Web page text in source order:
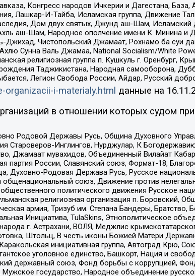
Конгресс народов Ичкерии и Дагестана, База,
Лашкар-И-Тайба, Исламская группа, Движение
Дом двух святых, Джунд аш-Шам, Исламский
аш-Шам, Народное ополчение имени К. Минина и
Чистопольский Джамаат, Рохнамо ба суи
Сунна Валь Джамаа, National Socialism/White
религиозная группа п. Кушкуль г. Оренбург,
Таджикистана, Народная самооборона,
Легион Свобода России, Айдар, Русский
i-materialy.html данные на
в отношении которых судом
Родовой Державы Русь, Община Духовного
Инглингов, Нурджулар, К
Джамаат мувахидов, Объединенный Вилайат
партия России, Славянский союз, Формат-18,
Духовно-Родовая Держава Русь, Русское
союз, Движение против
политического движения Русское
религиозная организация п. Боровский,
армия, Тризуб им. Степана Бандеры, Братство,
Инициатива, TulaSkins, Этнополитическое
г. Астрахани, ВОЛЯ, Меджлис
Штольц, В честь иконы Божией Матери
инициативная группа, Автоград Крю,
уголовное единство, Башкорт, Нация и
державный союз, Фонд борьбы с коррупцией,
государство, Народное объединение